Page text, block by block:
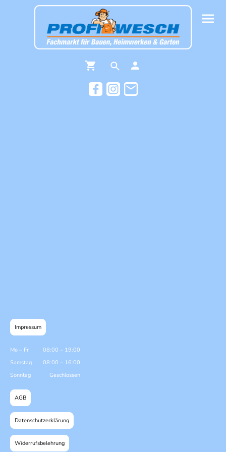
Impressum
Mo – Fr 08:00 – 19:00
Samstag
08:00 – 16:00
Sonntag
Geschlossen
AGB
Datenschutzerklärung
Widerrufsbelehrung